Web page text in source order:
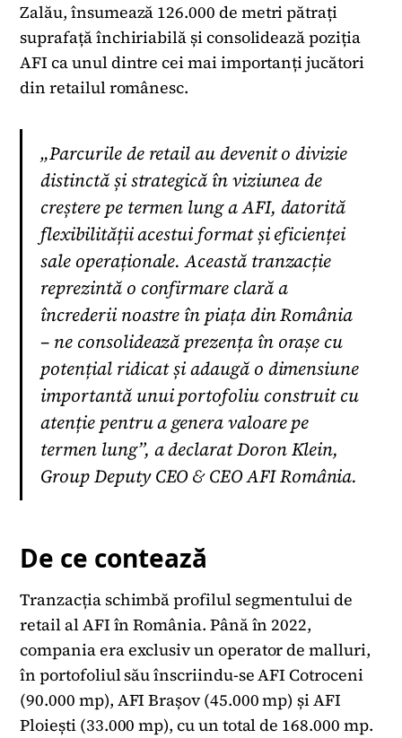
Zalău, însumează 126.000 de metri pătrați
suprafață închiriabilă și consolidează poziția
AFI ca unul dintre cei mai importanți jucători
din retailul românesc.
„Parcurile de retail au devenit o divizie
distinctă și strategică în viziunea de
creștere pe termen lung a AFI, datorită
flexibilității acestui format și eficienței
sale operaționale. Această tranzacție
reprezintă o confirmare clară a
încrederii noastre în piața din România
– ne consolidează prezența în orașe cu
potențial ridicat și adaugă o dimensiune
importantă unui portofoliu construit cu
atenție pentru a genera valoare pe
termen lung”, a declarat Doron Klein,
Group Deputy CEO & CEO AFI România.
De ce contează
Tranzacția schimbă profilul segmentului de
retail al AFI în România. Până în 2022,
compania era exclusiv un operator de malluri,
în portofoliul său înscriindu-se AFI Cotroceni
(90.000 mp), AFI Brașov (45.000 mp) și AFI
Ploiești (33.000 mp), cu un total de 168.000 mp.